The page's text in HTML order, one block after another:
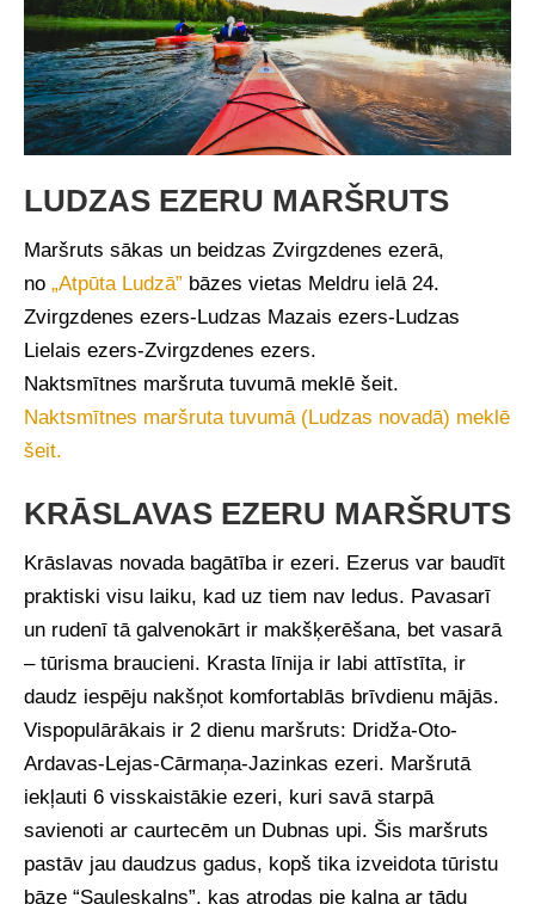
LUDZAS EZERU MARŠRUTS
Maršruts sākas un beidzas Zvirgzdenes ezerā,
no „Atpūta Ludzā” bāzes vietas Meldru ielā 24.
Zvirgzdenes ezers-Ludzas Mazais ezers-Ludzas
Lielais ezers-Zvirgzdenes ezers.
Naktsmītnes maršruta tuvumā meklē šeit.
Naktsmītnes maršruta tuvumā (Ludzas novadā) meklē
šeit.
KRĀSLAVAS EZERU MARŠRUTS
Krāslavas novada bagātība ir ezeri. Ezerus var baudīt
praktiski visu laiku, kad uz tiem nav ledus. Pavasarī
un rudenī tā galvenokārt ir makšķerēšana, bet vasarā
– tūrisma braucieni. Krasta līnija ir labi attīstīta, ir
daudz iespēju nakšņot komfortablās brīvdienu mājās.
Vispopulārākais ir 2 dienu maršruts: Dridža-Oto-
Ardavas-Lejas-Cārmaņa-Jazinkas ezeri. Maršrutā
iekļauti 6 visskaistākie ezeri, kuri savā starpā
savienoti ar caurtecēm un Dubnas upi. Šis maršruts
pastāv jau daudzus gadus, kopš tika izveidota tūristu
bāze “Sauleskalns”, kas atrodas pie kalna ar tādu